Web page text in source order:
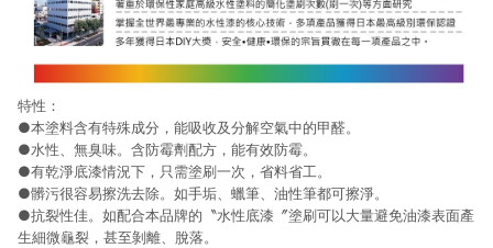
特性：
●本塗料含有特殊成分，能吸收及分解空氣中的甲醛。
●水性、無臭味。含防霉劑配方，能有效防霉。
●有乾淨底漆情況下，只需塗刷一次，省料省工。
●髒污很容易擦洗去除。如手垢、蠟筆、油性筆都可擦淨。
●抗裂性佳。如配合本品牌的〝水性底漆〞塗刷可以大量避免油漆表面產
生細微龜裂，甚至剝離、脫落。